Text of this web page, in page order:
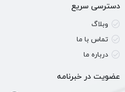
دسترسی سریع
وبلاگ
تماس با ما
درباره ما
عضویت در خبرنامه